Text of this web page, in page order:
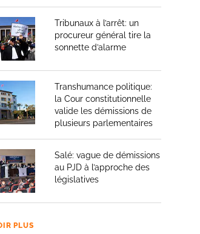
Tribunaux à l’arrêt: un
procureur général tire la
sonnette d’alarme
Transhumance politique:
la Cour constitutionnelle
valide les démissions de
plusieurs parlementaires
Salé: vague de démissions
au PJD à l’approche des
législatives
PLUS